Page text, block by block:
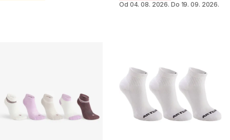
Od 04. 08. 2026. Do 19. 09. 2026.